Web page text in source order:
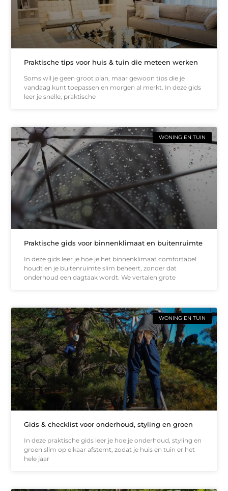
Praktische tips voor huis & tuin die meteen werken
Soms wil je geen groot plan, maar gewoon tips die je
vandaag kunt toepassen en morgen al merkt. In deze gids
leer je snelle, praktische
WONING EN TUIN
Praktische gids voor binnenklimaat en buitenruimte
In deze gids leer je hoe je het binnenklimaat comfortabel
houdt en je buitenruimte slim beheert, zonder dat
onderhoud een dagtaak wordt. We vertalen grote
WONING EN TUIN
Gids & checklist voor onderhoud, styling en groen
In deze praktische gids leer je hoe je onderhoud, styling en
groen slim op elkaar afstemt, zodat je huis en tuin er het
hele jaar